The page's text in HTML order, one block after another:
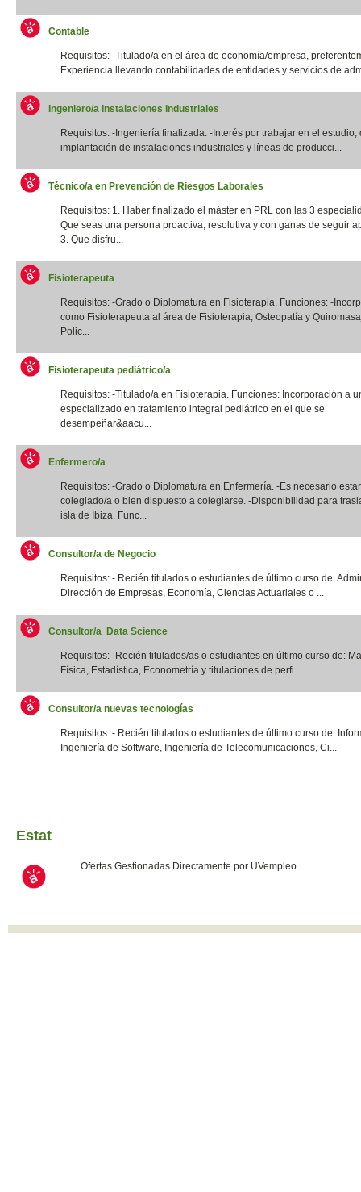
Contable
Requisitos: -Titulado/a en el área de economía/empresa,
Experiencia llevando contabilidades de entidades y servicios de
Ingeniero/a Instalaciones Industriales
Requisitos: -Ingeniería finalizada. -Interés por trabajar en el estudio,
implantación de instalaciones industriales y líneas de producci...
Técnico/a en Prevención de Riesgos Laborales
Requisitos: 1. Haber finalizado el máster en PRL con las 3
Que seas una persona proactiva, resolutiva y con ganas de seguir
3. Que disfru...
Fisioterapeuta
Requisitos: -Grado o Diplomatura en Fisioterapia. Funciones: -
como Fisioterapeuta al área de Fisioterapia, Osteopatía y
Polic...
Fisioterapeuta pediátrico/a
Requisitos: -Titulado/a en Fisioterapia. Funciones: Incorporación a
especializado en tratamiento integral pediátrico en el que se
desempeñar&aacu...
Enfermero/a
Requisitos: -Grado o Diplomatura en Enfermería. -Es necesario estar
colegiado/a o bien dispuesto a colegiarse. -Disponibilidad para
isla de Ibiza. Func...
Consultor/a de Negocio
Requisitos: - Recién titulados o estudiantes de último curso de
Dirección de Empresas, Economía, Ciencias Actuariales o ...
Consultor/a Data Science
Requisitos: -Recién titulados/as o estudiantes en último curso de:
Física, Estadística, Econometría y titulaciones de perfi...
Consultor/a nuevas tecnologías
Requisitos: - Recién titulados o estudiantes de último curso de
Ingeniería de Software, Ingeniería de Telecomunicaciones, Ci...
Estat
Ofertas Gestionadas Directamente por UVempleo